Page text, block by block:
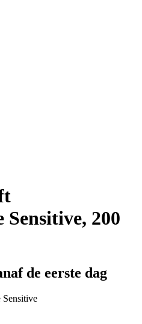
200
de eerste dag
Sensitive